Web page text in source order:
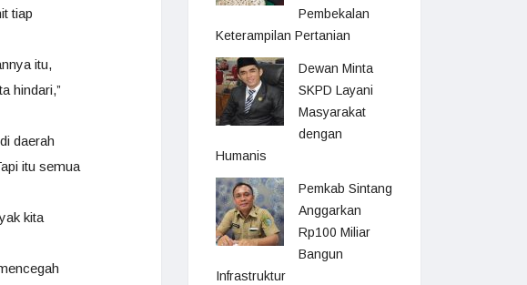
tiap
itu,
hindari,”
daerah
itu semua
kita
Pembekalan
Keterampilan Pertanian
Dewan Minta
SKPD Layani
Masyarakat
dengan
Humanis
Pemkab Sintang
Anggarkan
Rp100 Miliar
Bangun
Infrastruktur